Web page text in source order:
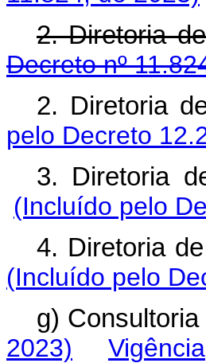
2. Diretoria
Decreto nº
2. Diretoria
pelo Decreto
3. Diretoria
(Incluído pelo
4. Diretoria
(Incluído pelo
g)
2023)
Vigência